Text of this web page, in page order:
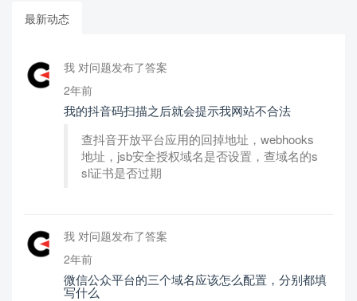
最新动态
我 对问题发布了答案
2年前
我的抖音码扫描之后就会提示我网站不合法
查抖音开放平台应用的回掉地址，webhooks
地址，jsb安全授权域名是否设置，查域名的s
sl证书是否过期
我 对问题发布了答案
2年前
微信公众平台的三个域名应该怎么配置，分别都填
写什么